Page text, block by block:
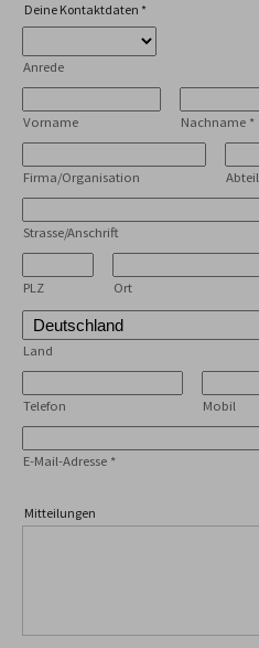
Infos
Deine Kontaktdaten *
Anrede
Vorname Nachname *
Firma/Organisation
Strasse/Anschrift
PLZ Ort
Land
Telefon Mobil
E-Mail-Adresse *
Mitteilungen